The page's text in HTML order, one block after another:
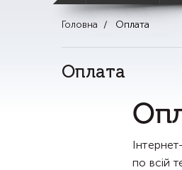
Головна Оплата
Оплата
по всій